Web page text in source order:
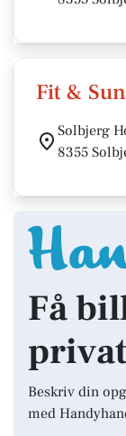
Fit &
Solbjerg
8355
Få
Beskriv din
med